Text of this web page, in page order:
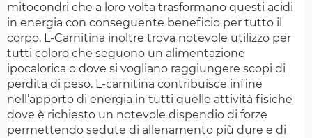
mitocondri che a loro volta trasformano questi acidi
in energia con conseguente beneficio per tutto il
corpo. L-Carnitina inoltre trova notevole utilizzo per
tutti coloro che seguono un alimentazione
ipocalorica o dove si vogliano raggiungere scopi di
perdita di peso. L-carnitina contribuisce infine
nell’apporto di energia in tutti quelle attività fisiche
dove è richiesto un notevole dispendio di forze
permettendo sedute di allenamento più dure e di